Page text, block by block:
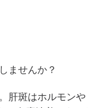
ませんか？
肝斑はホルモンや